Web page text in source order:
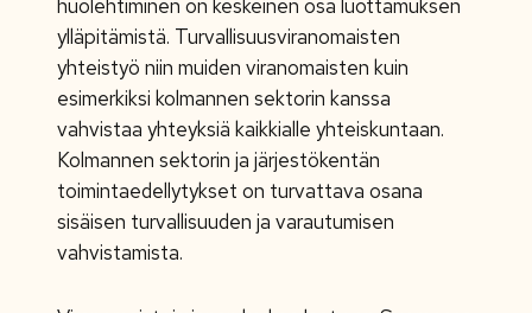
huolehtiminen on keskeinen osa luottamuksen
ylläpitämistä. Turvallisuusviranomaisten
yhteistyö niin muiden viranomaisten kuin
esimerkiksi kolmannen sektorin kanssa
vahvistaa yhteyksiä kaikkialle yhteiskuntaan.
Kolmannen sektorin ja järjestökentän
toimintaedellytykset on turvattava osana
sisäisen turvallisuuden ja varautumisen
vahvistamista.